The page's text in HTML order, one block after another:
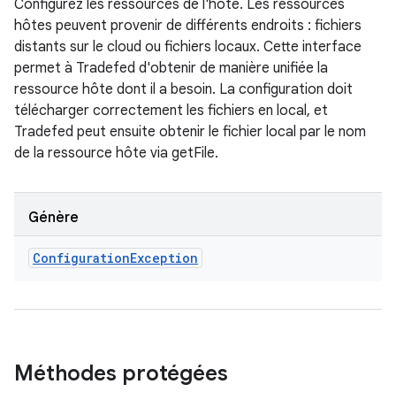
Configurez les ressources de l'hôte. Les ressources
hôtes peuvent provenir de différents endroits : fichiers
distants sur le cloud ou fichiers locaux. Cette interface
permet à Tradefed d'obtenir de manière unifiée la
ressource hôte dont il a besoin. La configuration doit
télécharger correctement les fichiers en local, et
Tradefed peut ensuite obtenir le fichier local par le nom
de la ressource hôte via getFile.
Génère
ConfigurationException
Méthodes protégées